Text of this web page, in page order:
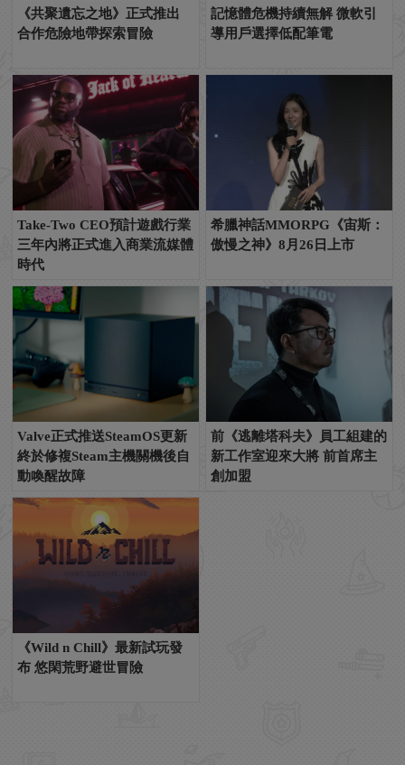
《共聚遺忘之地》正式推出
合作危險地帶探索冒險
記憶體危機持續無解 微軟引
導用戶選擇低配筆電
Take-Two CEO預計遊戲行業
三年內將正式進入商業流媒體
時代
希臘神話MMORPG《宙斯：
傲慢之神》8月26日上市
Valve正式推送SteamOS更新
終於修複Steam主機關機後自
動喚醒故障
前《逃離塔科夫》員工組建的
新工作室迎來大將 前首席主
創加盟
《Wild n Chill》最新試玩發
布 悠閑荒野避世冒險